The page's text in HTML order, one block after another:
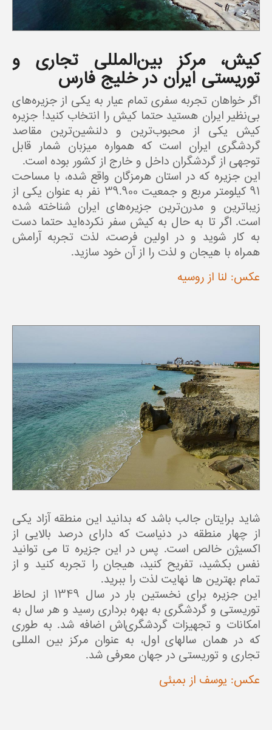
کیش، مرکز بین‌المللی تجاری و
توریستی ایران در خلیج فارس
اگر خواهان تجربه سفری تمام عیار به یکی از جزیره‌های
بی‌نظیر ایران هستید حتما کیش را انتخاب کنید! جزیره
کیش یکی از محبوب‌ترین و دلنشین‌ترین مقاصد
گردشگری ایران است که همواره میزبان شمار قابل
توجهی از گردشگران داخل و خارج از کشور بوده است.
این جزیره که در استان هرمزگان واقع شده، با مساحت
91 کیلومتر مربع و جمعیت 39.900 نفر به عنوان یکی از
زیباترین و مدرن‌ترین جزیره‌های ایران شناخته شده
است. اگر تا به حال به کیش سفر نکرده‌اید حتما دست
به کار شوید و در اولین فرصت، لذت تجربه آرامش
همراه با هیجان و لذت را از آن خود سازید.
عکس: لنا از روسیه
شاید برایتان جالب باشد که بدانید این منطقه آزاد یکی
از چهار منطقه در دنیاست که دارای درصد بالایی از
اکسیژن خالص است. پس در این جزیره تا می توانید
نفس بکشید، تفریح کنید، هیجان را تجربه کنید و از
تمام بهترین ها نهایت لذت را ببرید.
این جزیره برای نخستین بار در سال 1349 از لحاظ
توریستی و گردشگری به بهره برداری رسید و هر سال به
امکانات و تجهیزات گردشگری‌اش اضافه شد. به طوری
که در همان سالهای اول، به عنوان مرکز بین المللی
تجاری و توریستی در جهان معرفی شد.
عکس: یوسف از بمبئی